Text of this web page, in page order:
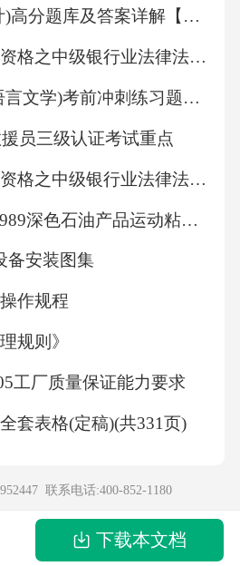
自考专业(会计)高分题库及答案详解【典优】
中级银行从业资格之中级银行业法律法规与综合能力通关模拟卷附参考答案详解【b卷】
自考专业(汉语言文学)考前冲刺练习题附答案详解【满分必刷】
员三级认证考试重点
中级银行从业资格之中级银行业法律法规与综合能力能力检测及参考答案详解【培优b卷】
GB/T 11137-1989深色石油产品运动粘度测定法(逆流法)和动力粘度计算法
备安装图集
作规程
规则》
工厂质量保证能力要求
套表格(定稿)(共331页)
联系电话:400-852-1180
下载本文档